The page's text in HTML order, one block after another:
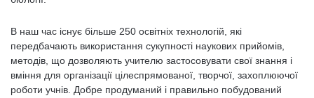
В наш час існує більше 250 освітніх технологій, які
передбачають використання сукупності наукових прийомів,
методів, що дозволяють учителю застосовувати свої знання і
вміння для організації цілеспрямованої, творчої, захоплюючої
роботи учнів. Добре продуманий і правильно побудований